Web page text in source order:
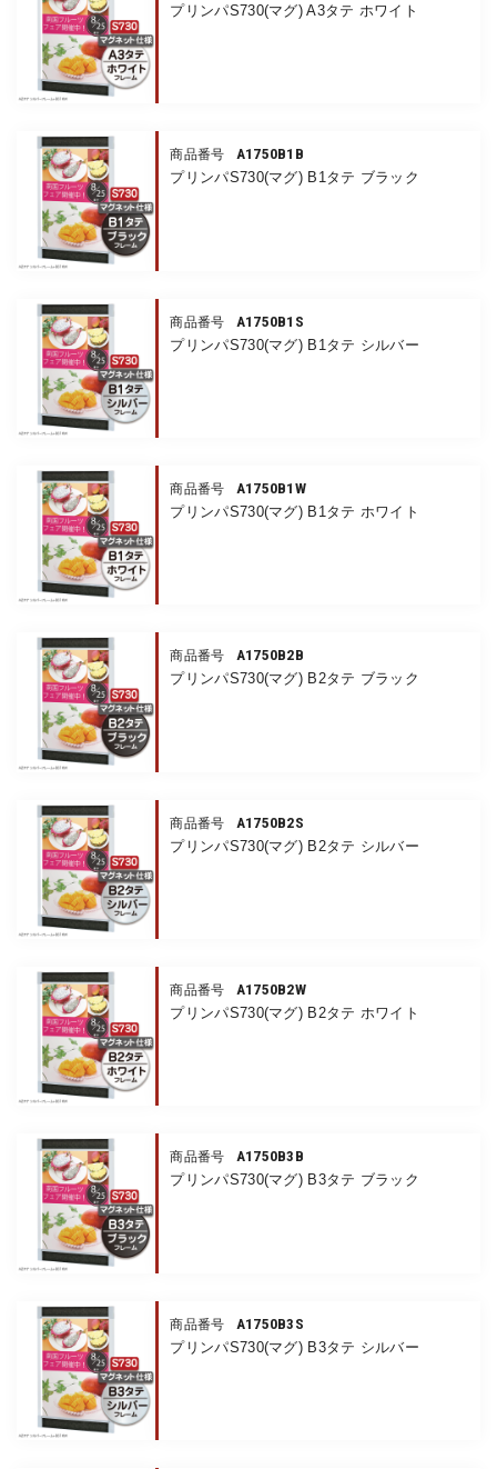
プリンパS730(マグ) A3タテ ホワイト
商品番号 A1750B1B
プリンパS730(マグ) B1タテ ブラック
商品番号 A1750B1S
プリンパS730(マグ) B1タテ シルバー
商品番号 A1750B1W
プリンパS730(マグ) B1タテ ホワイト
商品番号 A1750B2B
プリンパS730(マグ) B2タテ ブラック
商品番号 A1750B2S
プリンパS730(マグ) B2タテ シルバー
商品番号 A1750B2W
プリンパS730(マグ) B2タテ ホワイト
商品番号 A1750B3B
プリンパS730(マグ) B3タテ ブラック
商品番号 A1750B3S
プリンパS730(マグ) B3タテ シルバー